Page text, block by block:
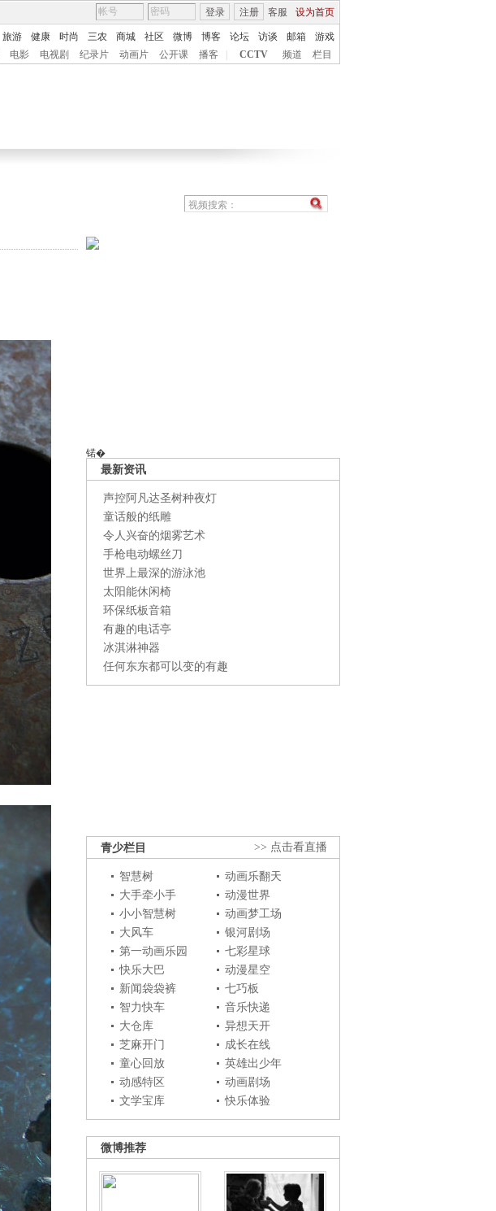
客服 设为首页
登录 注册
旅游 健康 时尚 三农 商城 社区 微博 博客 论坛 访谈 邮箱
游戏
电影 电视剧 纪录片 动画片 公开课 播客 CCTV 频道 栏目
锘�
最新资讯
声控阿凡达圣树种夜灯
童话般的纸雕
令人兴奋的烟雾艺术
手枪电动螺丝刀
世界上最深的游泳池
太阳能休闲椅
环保纸板音箱
有趣的电话亭
冰淇淋神器
任何东东都可以变的有趣
>> 点击看直播
青少栏目
智慧树
动画乐翻天
大手牵小手
动漫世界
小小智慧树
动画梦工场
大风车
银河剧场
第一动画乐园
七彩星球
快乐大巴
动漫星空
新闻袋袋裤
七巧板
智力快车
音乐快递
大仓库
异想天开
芝麻开门
成长在线
童心回放
英雄出少年
动感特区
动画剧场
文学宝库
快乐体验
微博推荐